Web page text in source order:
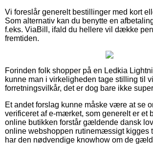
Vi foreslår generelt bestillinger med kort
Som alternativ kan du benytte en
f.eks. ViaBill, ifald du hellere vil dække
fremtiden.
Forinden folk shopper på en Ledkia
kunne man i virkeligheden tage stilling til
forretningsvilkår, det er dog bare ikke
Et andet forslag kunne måske være at se
verificeret af e-mærket, som generelt er et
online butikken forstår gældende dansk
online webshoppen rutinemæssigt kigges
har den nødvendige knowhow om de